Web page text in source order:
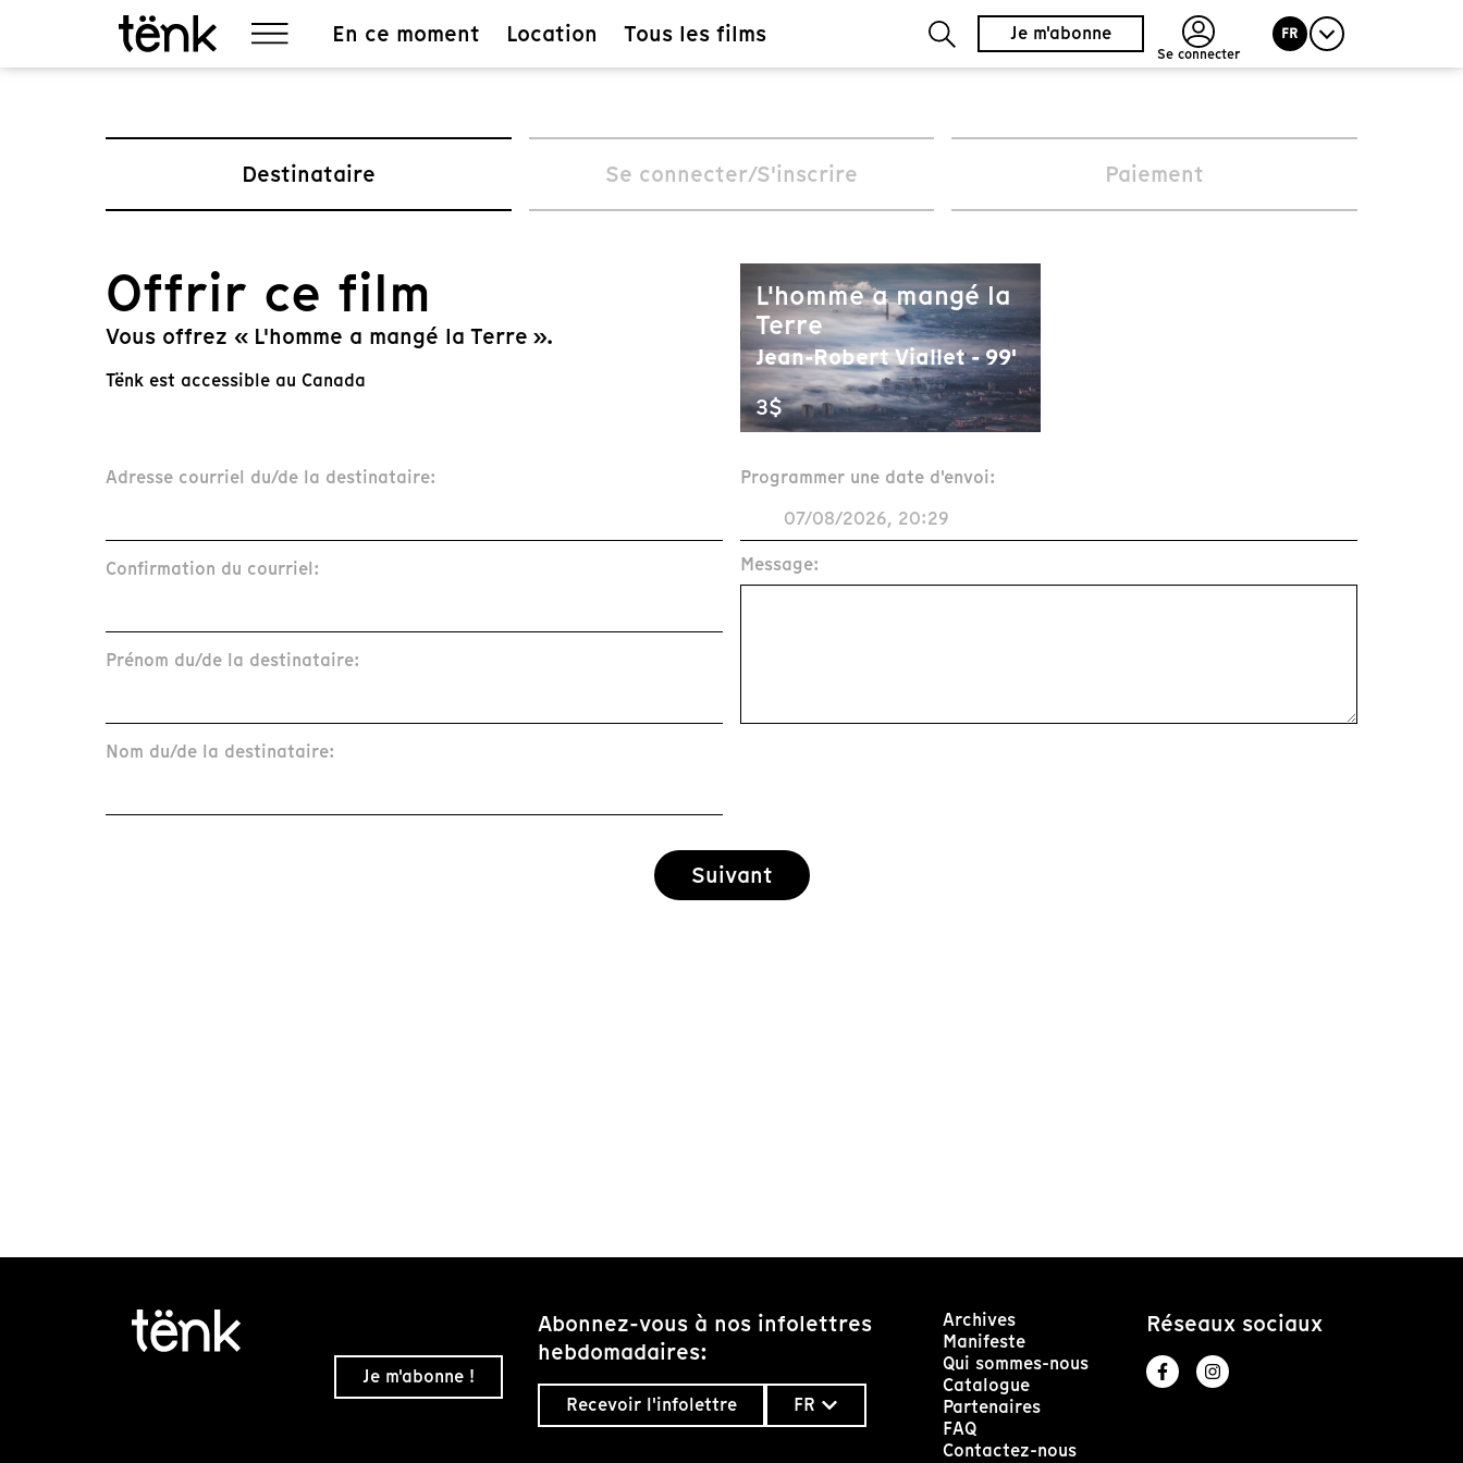
En ce moment Location Tous les films Je m'abonne
Se connecter
FR
Destinataire Se connecter/S'inscrire Paiement
Offrir ce film
Vous offrez « L'homme a mangé la Terre ».
Tënk est accessible au Canada
L'homme a mangé la
Terre
Jean-Robert Viallet - 99'
3$
Adresse courriel du/de la destinataire:
Confirmation du courriel:
Prénom du/de la destinataire:
Nom du/de la destinataire:
Programmer une date d'envoi:
Message:
Suivant
Je m'abonne !
Abonnez-vous à nos infolettres
hebdomadaires:
Recevoir l'infolettre FR
Archives
Manifeste
Qui sommes-nous
Catalogue
Partenaires
FAQ
Contactez-nous
Réseaux sociaux